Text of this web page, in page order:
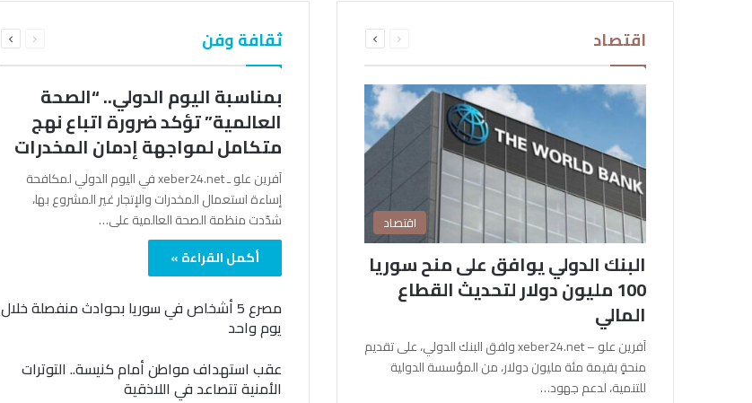
اقتصاد الصفحةالصفحة
اقتصاد
البنك الدولي يوافق على منح سوريا
100 مليون دولار لتحديث القطاع
المالي
آفرين علو – xeber24.net وافق البنك الدولي، على تقديم
منحةٍ بقيمة مئة مليون دولار، من المؤسسة الدولية
للتنمية، لدعم جهود…
ثقافة وفن الصفحةالصفحة
بمناسبة اليوم الدولي.. “الصحة
العالمية” تؤكد ضرورة اتباع نهج
متكامل لمواجهة إدمان المخدرات
آفرين علو ـ xeber24.net في اليوم الدولي لمكافحة
إساءة استعمال المخدرات والإتجار غير المشروع بها،
شدّدت منظمة الصحة العالمية على…
أكمل القراءة »
مصرع 5 أشخاص في سوريا بحوادث منفصلة خلال
يوم واحد
عقب استهداف مواطن أمام كنيسة.. التوترات
الأمنية تتصاعد في اللاذقية